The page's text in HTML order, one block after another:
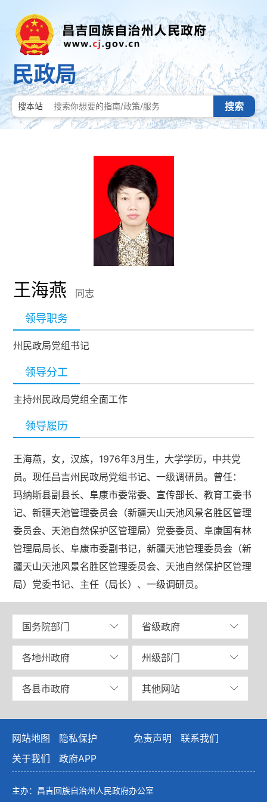
民政局
搜本站 搜索
王海燕 同志
领导职务
州民政局党组书记
领导分工
主持州民政局党组全面工作
领导履历
王海燕，女，汉族，1976年3月生，大学学历，中共党
员。现任昌吉州民政局党组书记、一级调研员。曾任：
玛纳斯县副县长、阜康市委常委、宣传部长、教育工委书
记、新疆天池管理委员会（新疆天山天池风景名胜区管理
委员会、天池自然保护区管理局）党委委员、阜康国有林
管理局局长、阜康市委副书记，新疆天池管理委员会（新
疆天山天池风景名胜区管理委员会、天池自然保护区管理
局）党委书记、主任（局长）、一级调研员。
国务院部门 省级政府
各地州政府 州级部门
各县市政府 其他网站
网站地图 隐私保护 免责声明
联系我们
关于我们
政府APP
主办：昌吉回族自治州人民政府办公室